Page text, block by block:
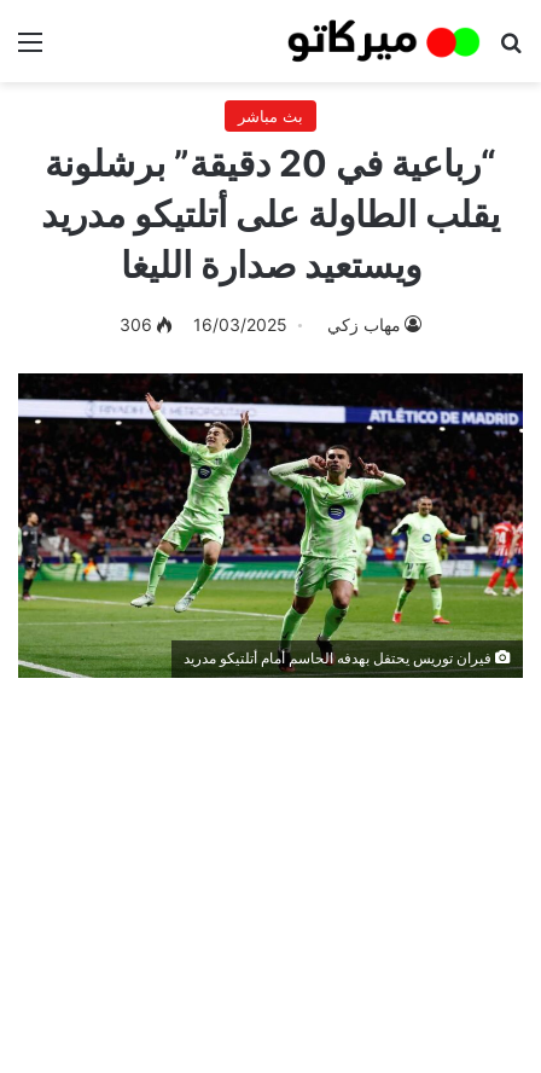
بحث عن
بث مباشر
“رباعية في 20 دقيقة” برشلونة
يقلب الطاولة على أتلتيكو مدريد
ويستعيد صدارة الليغا
مهاب زكي 16/03/2025
306
فيران توريس يحتفل بهدفه الحاسم أمام أتلتيكو مدريد